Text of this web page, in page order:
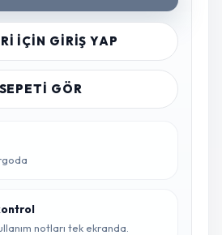
IÇIN GIRIŞ YAP
SEPETI GÖR
notları tek ekranda.